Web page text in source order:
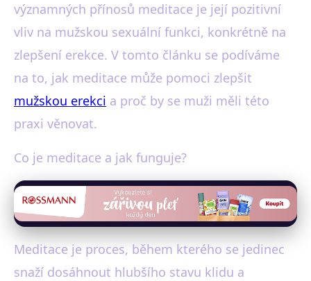
významných přínosů meditace je její pozitivní
vliv na mužskou sexuální funkci, konkrétně na
zlepšení erekce. V tomto článku se podíváme
na to, jak meditace může pomoci zlepšit
mužskou erekci a proč by se muži měli této
praxi věnovat.
Co je meditace a jak funguje?
Meditace je proces, během kterého se jedinec
snaží dosáhnout hlubšího stavu klidu a